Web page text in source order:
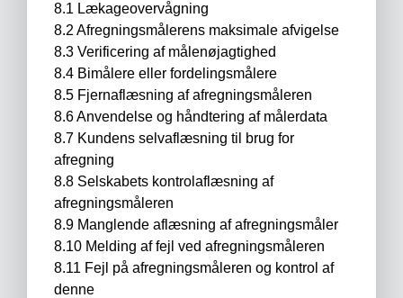
8.1 Lækageovervågning
8.2 Afregningsmålerens maksimale afvigelse
8.3 Verificering af målenøjagtighed
8.4 Bimålere eller fordelingsmålere
8.5 Fjernaflæsning af afregningsmåleren
8.6 Anvendelse og håndtering af målerdata
8.7 Kundens selvaflæsning til brug for
afregning
8.8 Selskabets kontrolaflæsning af
afregningsmåleren
8.9 Manglende aflæsning af afregningsmåler
8.10 Melding af fejl ved afregningsmåleren
8.11 Fejl på afregningsmåleren og kontrol af
denne